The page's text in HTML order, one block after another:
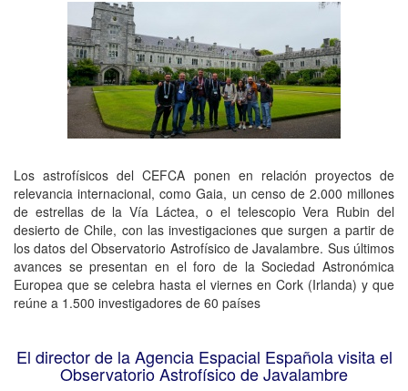
Los astrofísicos del CEFCA ponen en relación proyectos de
relevancia internacional, como Gaia, un censo de 2.000 millones
de estrellas de la Vía Láctea, o el telescopio Vera Rubin del
desierto de Chile, con las investigaciones que surgen a partir de
los datos del Observatorio Astrofísico de Javalambre. Sus últimos
avances se presentan en el foro de la Sociedad Astronómica
Europea que se celebra hasta el viernes en Cork (Irlanda) y que
reúne a 1.500 investigadores de 60 países
El director de la Agencia Espacial Española visita el
Observatorio Astrofísico de Javalambre